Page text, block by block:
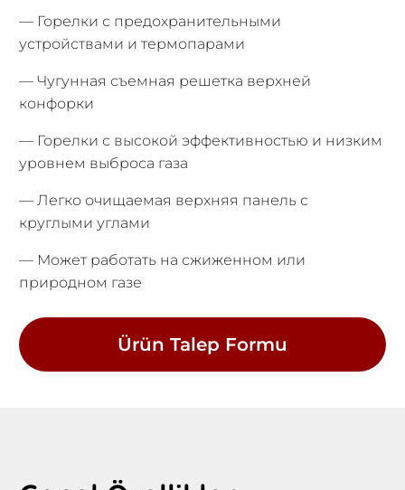
— Горелки с предохранительными
устройствами и термопарами
— Чугунная съемная решетка верхней
конфорки
— Горелки с высокой эффективностью и низким
уровнем выброса газа
— Легко очищаемая верхняя панель с
круглыми углами
— Может работать на сжиженном или
природном газе
Ürün Talep Formu